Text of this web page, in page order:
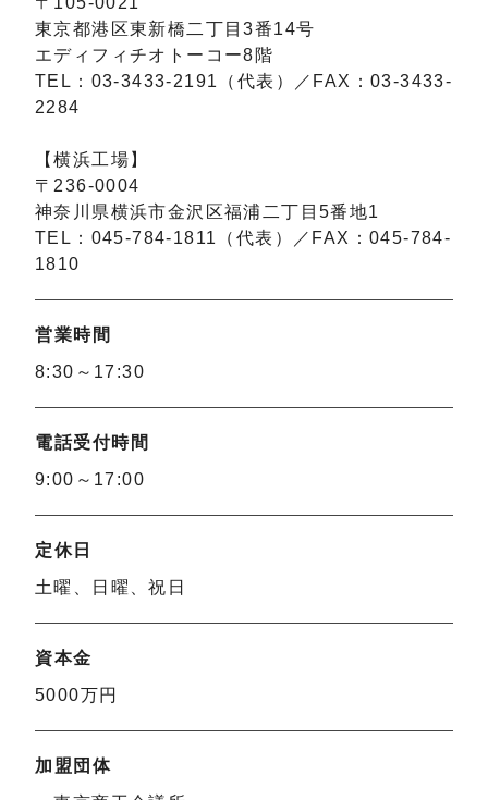
東京都港区東新橋二丁目3番14号
エディフィチオトーコー8階
TEL：03-3433-2191（代表）／FAX：03-3433-
2284
【横浜工場】
〒236-0004
神奈川県横浜市金沢区福浦二丁目5番地1
TEL：045-784-1811（代表）／FAX：045-784-
1810
営業時間
8:30～17:30
電話受付時間
9:00～17:00
定休日
土曜、日曜、祝日
資本金
5000万円
加盟団体